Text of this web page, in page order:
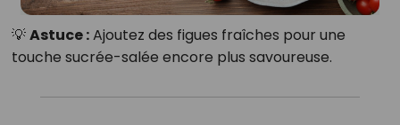
💡Astuce :Ajoutez des figues fraîches pour une
touche sucrée-salée encore plus savoureuse.